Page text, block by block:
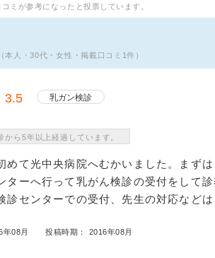
ミが参考になったと投票しています。
本人・30代・女性・掲載口コミ1件）
3.5 乳ガン検診
から5年以上経過しています。
めて光中央病院へむかいました。まず
ターへ行って乳がん検診の受付をして
診センターでの受付、先生の対応など
年08月 投稿時期： 2016年08月